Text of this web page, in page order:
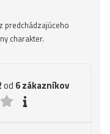
predchádzajúceho
charakter.
od 6zákazníkov